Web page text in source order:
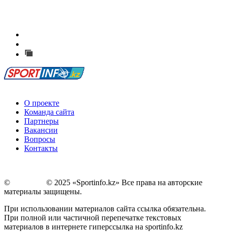
О проекте
Команда сайта
Партнеры
Вакансии
Вопросы
Контакты
©
© 2025 «Sportinfo.kz» Все права на авторские
материалы защищены.
При использовании материалов сайта ссылка обязательна.
При полной или частичной перепечатке текстовых
материалов в интернете гиперссылка на sportinfo.kz